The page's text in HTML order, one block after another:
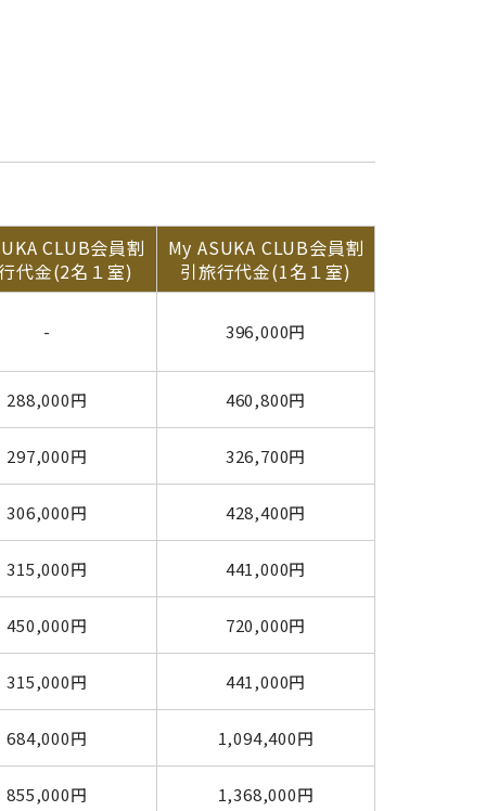
CLUB会員割
代金(2名１室)
My ASUKA CLUB会員割
引旅行代金(1名１室)
- 396,000円
288,000円 460,800円
297,000円 326,700円
306,000円 428,400円
315,000円 441,000円
450,000円 720,000円
315,000円 441,000円
684,000円 1,094,400円
855,000円 1,368,000円